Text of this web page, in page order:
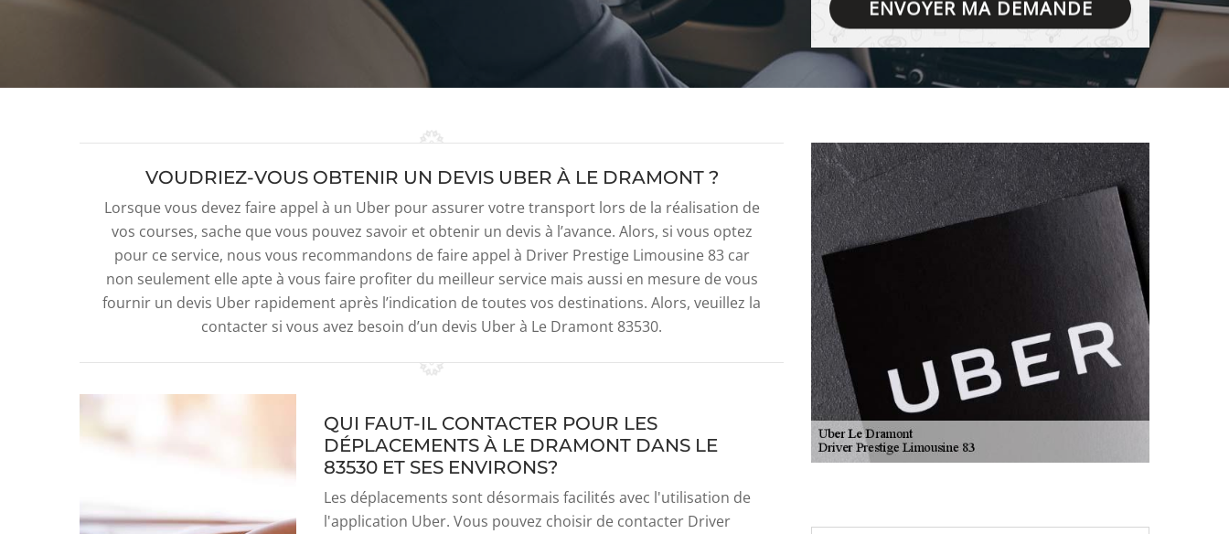
VOUDRIEZ-VOUS OBTENIR UN DEVIS UBER À LE DRAMONT ?
Lorsque vous devez faire appel à un Uber pour assurer votre transport lors de la réalisation de
vos courses, sache que vous pouvez savoir et obtenir un devis à l’avance. Alors, si vous optez
pour ce service, nous vous recommandons de faire appel à Driver Prestige Limousine 83 car
non seulement elle apte à vous faire profiter du meilleur service mais aussi en mesure de vous
fournir un devis Uber rapidement après l’indication de toutes vos destinations. Alors, veuillez la
contacter si vous avez besoin d’un devis Uber à Le Dramont 83530.
QUI FAUT-IL CONTACTER POUR LES
DÉPLACEMENTS À LE DRAMONT DANS LE
83530 ET SES ENVIRONS?
Les déplacements sont désormais facilités avec l'utilisation de
l'application Uber. Vous pouvez choisir de contacter Driver